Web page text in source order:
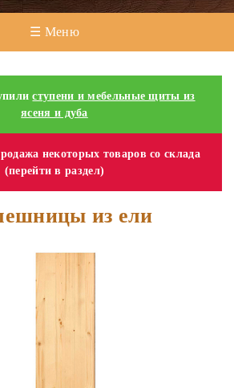
☰ Меню
ступени и мебельные щиты из
ясеня и дуба
некоторых товаров со склада
(перейти в раздел)
из ели